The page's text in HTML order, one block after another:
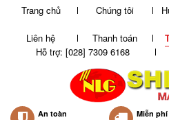
Trang chủ Chúng tôi
Liên hệ
Thanh toán
Hỗ trợ: [028] 7309 6168
An toàn Miễn phí